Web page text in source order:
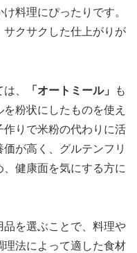
料理にぴったりです。
サクサクした仕上がりが
、 「オートミール」
も
粉状にしたものを使え
りで米粉の代わりに活
が高く、グルテンフリ
健康面を気にする方に
を選ぶことで、料理や
法によって適した食材